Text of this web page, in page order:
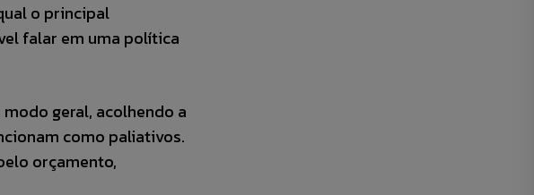
o principal
falar em uma política
geral, acolhendo a
como paliativos.
orçamento,